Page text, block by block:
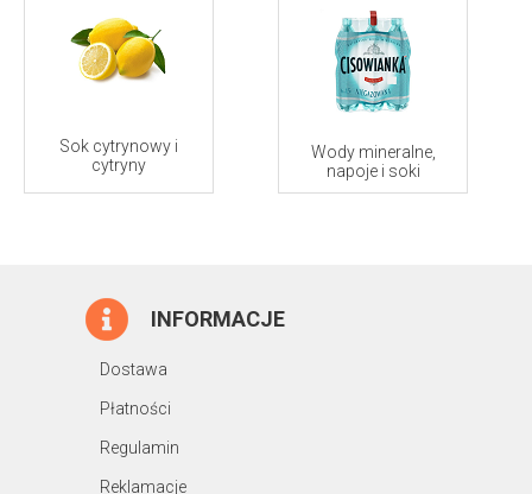
Sok cytrynowy i
cytryny
Wody mineralne,
napoje i soki
INFORMACJE
Dostawa
Płatności
Regulamin
Reklamacje